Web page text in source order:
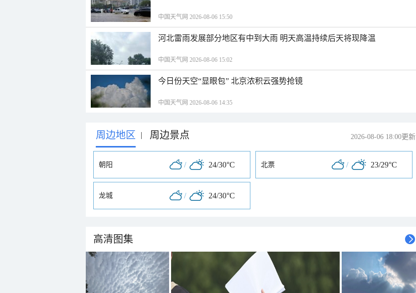
中国天气网 2026-08-06 15:50
河北雷雨发展部分地区有中到大雨 明天高温持续后天将现降温
中国天气网 2026-08-06 15:02
今日份天空“显眼包” 北京浓积云强势抢镜
中国天气网 2026-08-06 14:35
周边地区 | 周边景点 2026-08-06 18:00更新
朝阳 / 24/30°C 北票 / 23/29°C
龙城 / 24/30°C
高清图集